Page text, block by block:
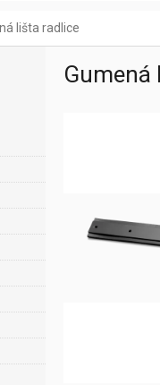
lišta radlice
Gumená